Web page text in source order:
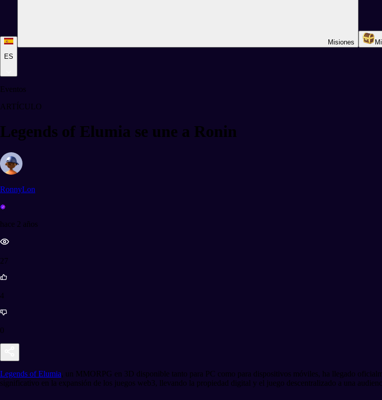
ES
Misiones
Eventos
ARTÍCULO
Legends of Elumia se une a Ronin
RonnyLon
hace 2 años
27
4
0
Legends of Elumia, un MMORPG en 3D disponible tanto para PC como para dispositivos móviles, ha llegado
significativo en la expansión de los juegos web3, llevando la propiedad digital y el juego descentralizado a una